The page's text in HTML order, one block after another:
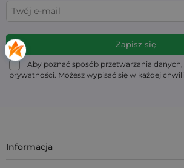
Aby poznać sposób przetwarzania danych,
prywatności. Możesz wypisać się w każdej
Informacja